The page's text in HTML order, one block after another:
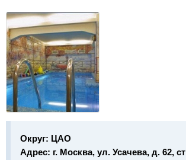
Округ: ЦАО
Адрес: г. Москва, ул. Усачева, д. 62,